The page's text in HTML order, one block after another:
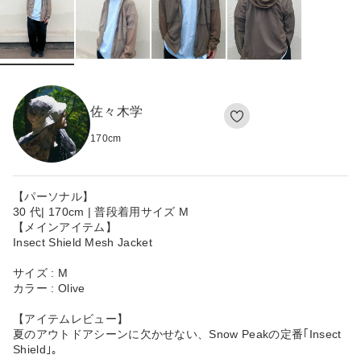
佐々木学
170cm
【パーソナル】
30 代| 170cm | 普段着用サイズ M
【メインアイテム】
Insect Shield Mesh Jacket
サイズ : M
カラー : Olive
【アイテムレビュー】
夏のアウトドアシーンに欠かせない、Snow Peakの定番｢Insect
Shield｣。